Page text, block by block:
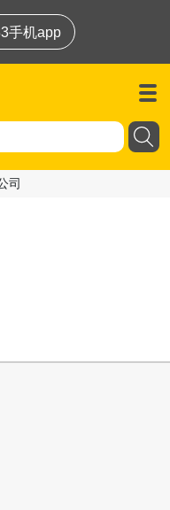
手机app
司